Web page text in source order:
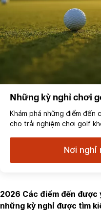
Những kỳ nghỉ chơi
Khám phá những điểm đến
cho trải nghiệm chơi golf
Nơi nghỉ
2026 Các điểm đến được
những kỳ nghỉ được tìm